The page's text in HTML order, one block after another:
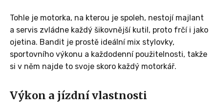
Tohle je motorka, na kterou je spoleh, nestojí majlant
a servis zvládne každý šikovnější kutil, proto frčí i jako
ojetina. Bandit je prostě ideální mix stylovky,
sportovního výkonu a každodenní použitelnosti, takže
si v něm najde to svoje skoro každý motorkář.
Výkon a jízdní vlastnosti